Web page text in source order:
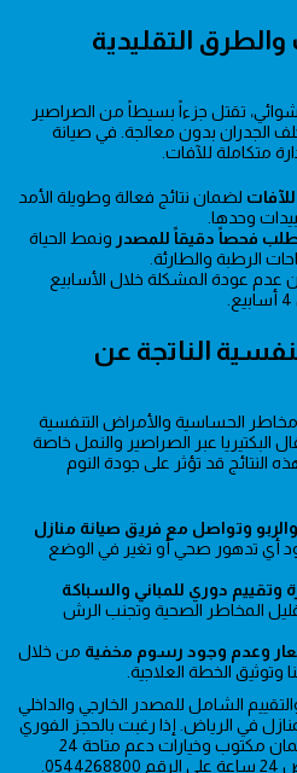
والطرق التقليدية
تقتل جزءاً بسيطاً من الصراصير
الجدران بدون معالجة. في صيانة
لضمان نتائج فعالة وطويلة الأمد
وحدها.
فحصاً دقيقاً للمصدر ونمط الحياة
الرطبة والطارئة.
عدم عودة المشكلة خلال الأسابيع
الناتجة عن
الحساسية والأمراض التنفسية
البكتيريا عبر الصراصير والنمل خاصة
النتائج قد تؤثر على جودة النوم
وتواصل مع فريق صيانة منازل
أي تدهور صحي أو تغير في الوضع
وتقييم دوري للمباني والسباكة
المخاطر الصحية وتجنب الرش
وعدم وجود رسوم مخفية من خلال
وتوثيق الخطة العلاجية.
الشامل للمصدر الخارجي والداخلي
في الرياض. إذا رغبت بالحجز الفوري
لخدمات مكافحة الحشرات مع ضمان مكتوب وخيارات دعم متاحة 24